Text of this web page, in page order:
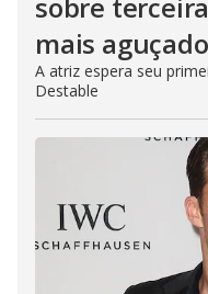
mais
A atriz espera seu
Destable